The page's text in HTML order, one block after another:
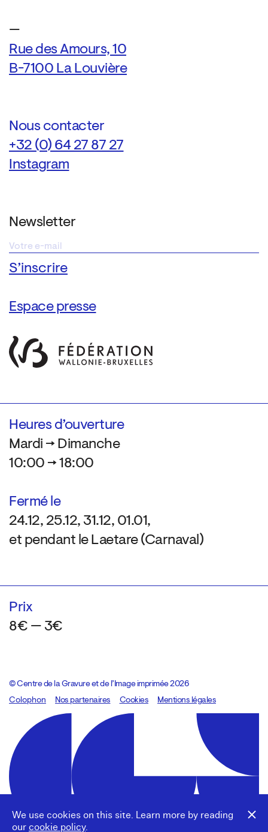
We use cookies on this site. Learn more by reading
our cookie policy.
—
Rue des Amours, 10
B-7100 La Louvière
Nous contacter
+32 (0) 64 27 87 27
Instagram
Newsletter
Espace presse
Heures d’ouverture
Mardi → Dimanche
10:00 → 18:00
Fermé le
24.12, 25.12, 31.12, 01.01,
et pendant le Laetare (Carnaval)
Prix
8€ — 3€
© Centre de la Gravure et de l’Image imprimée 2026
Colophon
Design:Marcel Kaczmarek, code:8080.studio
Nos partenaires Cookies Mentions légales